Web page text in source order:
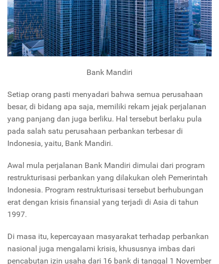
Bank Mandiri
Setiap orang pasti menyadari bahwa semua perusahaan
besar, di bidang apa saja, memiliki rekam jejak perjalanan
yang panjang dan juga berliku. Hal tersebut berlaku pula
pada salah satu perusahaan perbankan terbesar di
Indonesia, yaitu, Bank Mandiri.
Awal mula perjalanan Bank Mandiri dimulai dari program
restrukturisasi perbankan yang dilakukan oleh Pemerintah
Indonesia. Program restrukturisasi tersebut berhubungan
erat dengan krisis finansial yang terjadi di Asia di tahun
1997.
Di masa itu, kepercayaan masyarakat terhadap perbankan
nasional juga mengalami krisis, khususnya imbas dari
pencabutan izin usaha dari 16 bank di tanggal 1 November